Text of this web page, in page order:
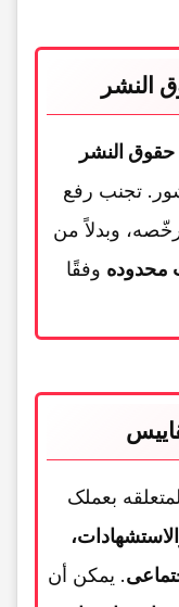
النشر
حقوق النشر
تجنب رفع
وبدلاً من
محدوده وفقًا
بعملک
. یمکن أن